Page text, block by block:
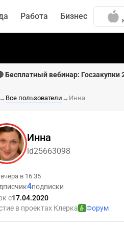
Работа Бизнес
Бесплатный вебинар:
→ Все пользователи → Инна
Инна
id25663098
в 16:35
4подписки
с17.04.2020
в проектах Клерка
Форум